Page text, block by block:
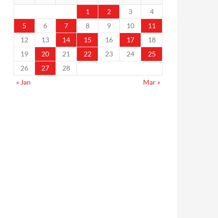
1
2 3
4
5
6 7 8 9 10
11
12
13 14 15 16 17
18
19
20 21 22 23 24
25
26
27
28
« Jan
Mar »